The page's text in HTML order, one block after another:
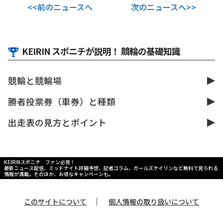
<<前のニュースへ 次のニュースへ>>
KEIRIN スポニチが説明！ 競輪の基礎知識
競輪と競輪場
勝者投票券（車券）と種類
出走表の見方とポイント
KEIRINスポニチ ファン必見！
最新ニュース配信、ミッドナイト詳細予想、記者コラム、ガールズケイリンなど無料で見られる
情報が満載。そのほか、お得なキャンペーンも。
このサイトについて ｜
個人情報の取り扱いについて